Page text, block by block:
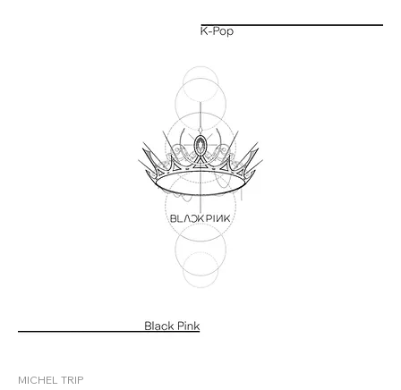
MICHEL TRIP